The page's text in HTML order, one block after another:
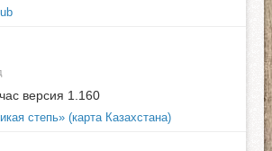
версия 1.160
степь» (карта Казахстана)